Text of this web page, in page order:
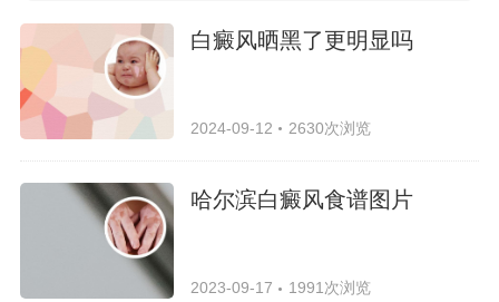
白癜风晒黑了更明显吗
2024-09-12 2630次浏览
哈尔滨白癜风食谱图片
2023-09-17 1991次浏览